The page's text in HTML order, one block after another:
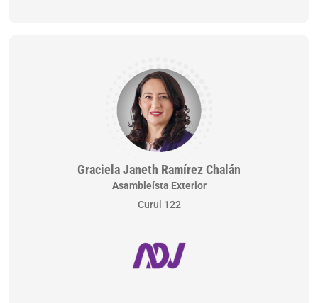
Graciela Janeth Ramírez Chalán
Asambleísta Exterior
Curul 122